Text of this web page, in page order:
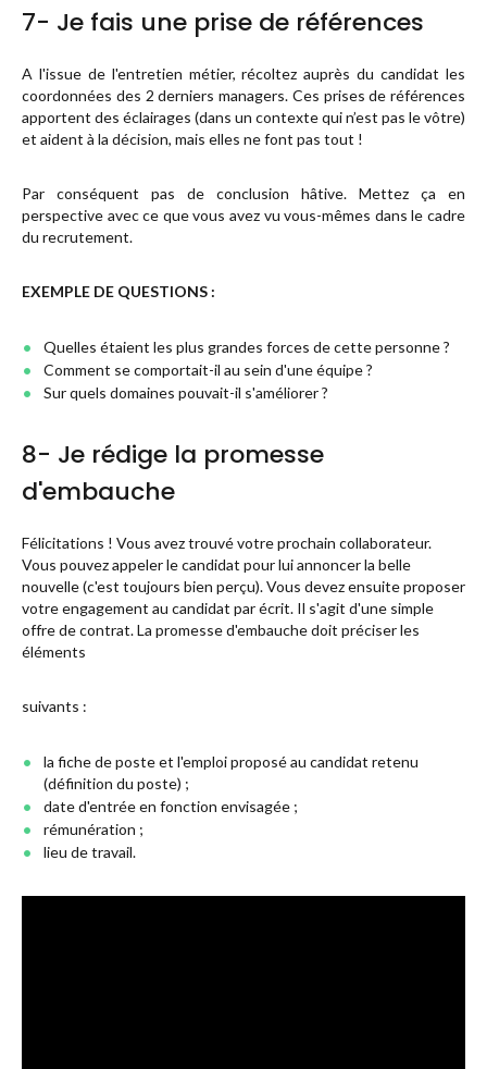
7- Je fais une prise de références
A l'issue de l'entretien métier, récoltez auprès du candidat les
coordonnées des 2 derniers managers. Ces prises de références
apportent des éclairages (dans un contexte qui n’est pas le vôtre)
et aident à la décision, mais elles ne font pas tout !
Par conséquent pas de conclusion hâtive. Mettez ça en
perspective avec ce que vous avez vu vous-mêmes dans le cadre
du recrutement.
EXEMPLE DE QUESTIONS :
Quelles étaient les plus grandes forces de cette personne ?
Comment se comportait-il au sein d'une équipe ?
Sur quels domaines pouvait-il s'améliorer ?
8- Je rédige la promesse
d'embauche
Félicitations ! Vous avez trouvé votre prochain collaborateur.
Vous pouvez appeler le candidat pour lui annoncer la belle
nouvelle (c'est toujours bien perçu). Vous devez ensuite proposer
votre engagement au candidat par écrit. Il s'agit d'une simple
offre de contrat. La promesse d'embauche doit préciser les
éléments
suivants :
la fiche de poste et l'emploi proposé au candidat retenu
(définition du poste) ;
date d'entrée en fonction envisagée ;
rémunération ;
lieu de travail.